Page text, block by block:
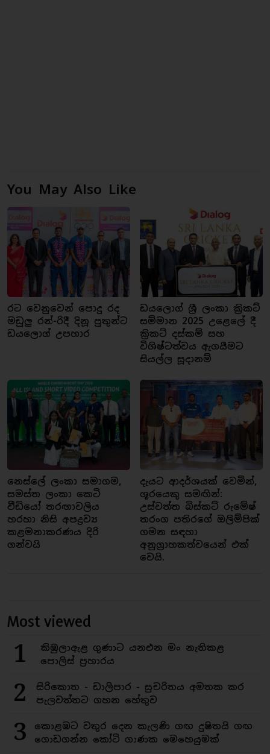
You May Also Like
රට වෙනුවෙන් පොදු රද
මඩුලු රන්-රිදී දිනූ පුතුන්ට
ඩයලොග් උපහාර
ඩයලොග් ශ්‍රී ලංකා ක්‍රිකට්
සම්මාන 2025 උළෙලේ දී
ක්‍රිකට් දස්කම් සහ
විශිෂ්ටත්වය ඇගයීමට
සියල්ල සූදානම්
නෙස්ලේ ලංකා සමාගම,
සමස්ත ලංකා කෙටි
වීඩියෝ තරඟාවලිය
හරහා නිසි අපද්‍රව්‍ය
කළමනාකරණය දිරි
ගන්වයි
දැයට ආදර්ශයක් වෙමින්,
ශූරයෙකු සමඟින්:
උස්වත්ත බිස්කට් රුමේෂ්
තරංග පතිරගේ ඔලිම්පික්
ගමන සඳහා
අනුග්‍රාහකත්වයෙන් එක්
වෙයි.
Most viewed
1
කිඹුලාඇළ ගුණාට යනඑන මං නැතිකළ
පොලිස් ප්‍රහාරය
2
සිරිකොත - ඩාලිපාර - සුචරිතය අමතක කර
පැලවත්තට ගහන හේතුව
3
කොළඹට වතුර දෙන කැලණි ගඟ දුෂිතයි ගඟ
ගොඩගන්න කෝටි ගාණක මෙහෙයුමක්